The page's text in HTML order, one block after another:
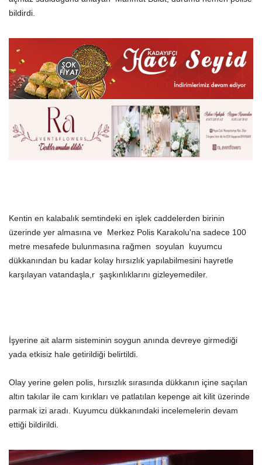
bildirdi.
Kentin en kalabalık semtindeki en işlek caddelerden birinin
üzerinde yer almasına ve Merkez Polis Karakolu'na sadece 100
metre mesafede bulunmasına rağmen soyulan kuyumcu
dükkanından bu kadar kolay hırsızlık yapılabilmesini hayretle
karşılayan vatandaşla,r şaşkınlıklarını gizleyemediler.
İşyerine ait alarm sisteminin soygun anında devreye girmediği
yada etkisiz hale getirildiği belirtildi.
Olay yerine gelen polis, hırsızlık sırasında dükkanın içine saçılan
altın takılar ile cam kırıkları ve patlatılan kepenge ait kilit üzerinde
parmak izi aradı. Kuyumcu dükkanındaki incelemelerin devam
ettiği bildirildi.